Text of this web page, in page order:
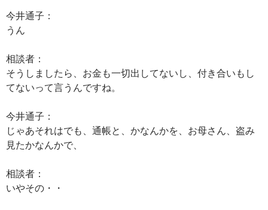
今井通子：
うん
相談者：
そうしましたら、お金も一切出してないし、付き合いもし
てないって言うんですね。
今井通子：
じゃあそれはでも、通帳と、かなんかを、お母さん、盗み
見たかなんかで、
相談者：
いやその・・